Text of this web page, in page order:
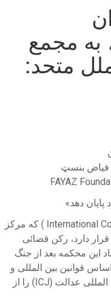
به مجمع
متحد:
فیاض بنسټ
FAYAZ
پایان دهد»
دیوان بین المللی عدالت (International Court of Justice ) که مرکز
دارد، رکن قضائی
این محکمه بعد از جنگ
قوانین بین المللی و
جلوگیری از جنگ بود. لازمست دیوان بین المللی عدالت (ICJ) را از